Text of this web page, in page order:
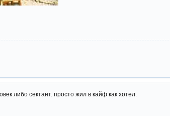
либо сектант. просто жил в кайф как хотел.